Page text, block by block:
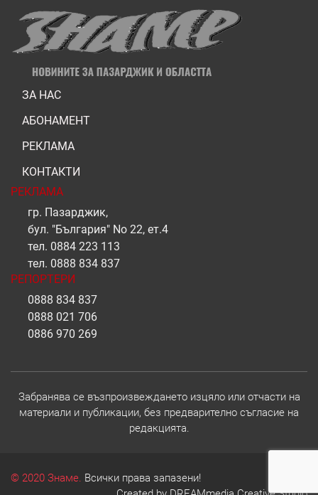
ЗА НАС
АБОНАМЕНТ
РЕКЛАМА
КОНТАКТИ
РЕКЛАМА
гр. Пазарджик,
бул. "България" No 22, ет.4
тел. 0884 223 113
тел. 0888 834 837
РЕПОРТЕРИ
0888 834 837
0888 021 706
0886 970 269
Забранява се възпроизвеждането изцяло или отчасти на
материали и публикации, без предварително съгласие на
редакцията.
© 2020 Знаме. Всички права запазени!